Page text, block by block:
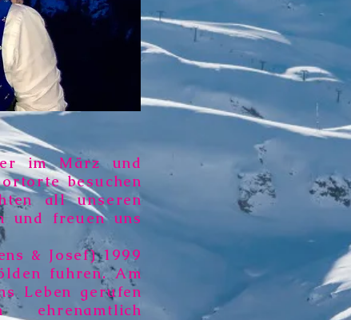
im März und
besuchen
all unseren
und freuen uns
& Josef) 1999
fuhren. Am
Leben gerufen